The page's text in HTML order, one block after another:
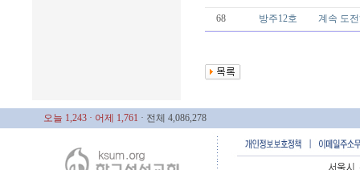
68 방주12호 계속 도
오늘 1,243 · 어제 1,761 · 전체 4,086,278